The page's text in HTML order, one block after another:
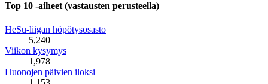
Top 10 -aiheet (vastausten perusteella)
HeSu-liigan höpötysosasto
5,240
Viikon kysymys
1,978
Huonojen päivien iloksi